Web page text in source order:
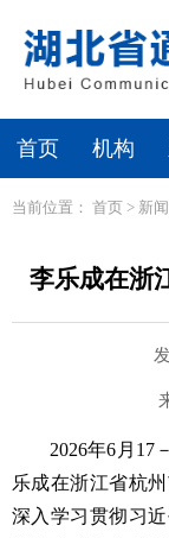
首页 机构
当前位置： 首页 > 新
李乐成在浙
2026年6月17
乐成在浙江省杭
深入学习贯彻习